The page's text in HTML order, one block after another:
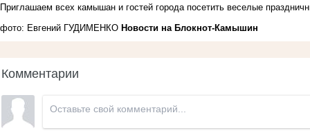
Приглашаем всех камышан и гостей города посетить веселые
фото: Евгений ГУДИМЕНКО Новости на Блoкнoт-Камышин
Комментарии